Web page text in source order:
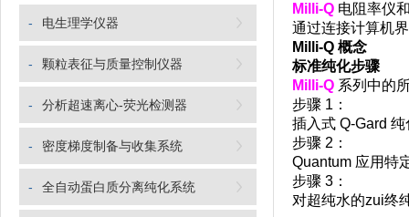
- 电生理学仪器
- 颗粒表征与质量控制仪器
- 分析超速离心-荧光检测器
- 密度梯度制备与收集系统
- 全自动蛋白质分离纯化系统
Milli-Q 电阻率仪
通过连接计算机
Milli-Q 概念
标准纯化步骤
Milli-Q 系列中的
步骤 1：
插入式 Q-Gard
步骤 2：
Quantum 应用特
步骤 3：
对超纯水的zui终